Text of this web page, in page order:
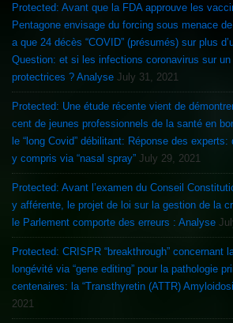
Protected: Avant que la FDA approuve les
Pentagone envisage du forcing sous menace de
a que 24 décès “COVID” (présumés) sur plus
Question: et si les infections coronavirus sur
protectrices ? Analyse July 31, 2021
Protected: Une étude récente vient de
cent de jeunes professionnels de la santé en
le “long Covid” débilitant: Réponse des experts:
y compris via “nasal spray” July 29, 2021
Protected: Avant l’examen du Conseil
y afférente, le projet de loi sur la gestion de la
le Parlement comporte des erreurs : Analyse
Protected: CRISPR “breakthrough” concernant
longévité via “gene editing” pour la pathologie
centenaires: la “Transthyretin (ATTR)
2021